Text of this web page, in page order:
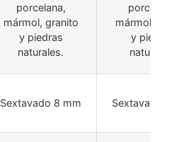
porcelana,
mármol, granito
y piedras
naturales.
porcelana,
mármol,
y piedras
naturales.
Sextavado 8 mm Sextavado 8